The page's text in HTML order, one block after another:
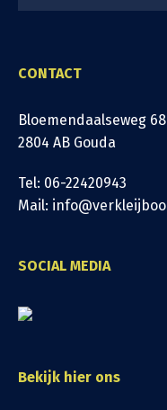
CONTACT
Bloemendaalseweg
2804 AB Gouda
Tel: 06-22420943
Mail:
SOCIAL MEDIA
Bekijk hier ons